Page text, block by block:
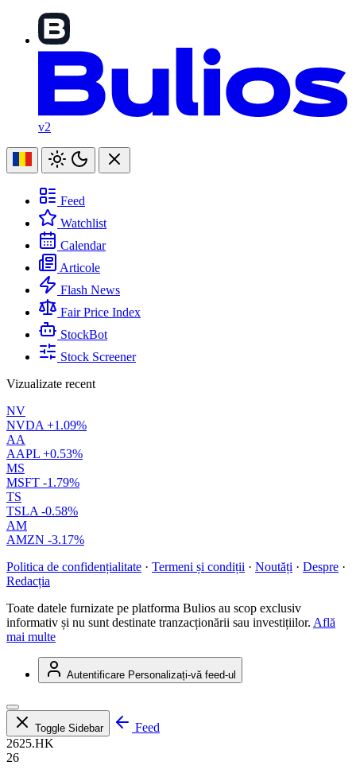
v2
Feed
Watchlist
Calendar
Articole
Flash News
Fair Price Index
StockBot
Stock Screener
Vizualizate recent
NV
NVDA +1.09%
AA
AAPL +0.53%
MS
MSFT -1.79%
TS
TSLA -0.58%
AM
AMZN -3.17%
Politica de confidențialitate · Termeni și condiții · Noutăți · Despre ·
Redacția
Toate datele furnizate pe platforma Bulios au scop exclusiv
informativ și nu sunt destinate tranzacționării sau investițiilor. Află
mai multe
Autentificare Personalizați-vă feed-ul
Toggle Sidebar
Feed
2625.HK
26